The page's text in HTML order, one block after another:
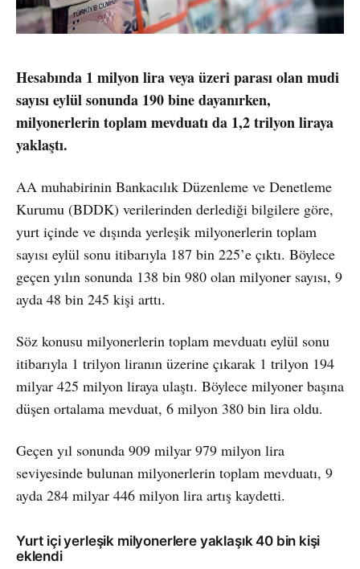
Hesabında 1 milyon lira veya üzeri parası olan mudi
sayısı eylül sonunda 190 bine dayanırken,
milyonerlerin toplam mevduatı da 1,2 trilyon liraya
yaklaştı.
AA muhabirinin Bankacılık Düzenleme ve Denetleme
Kurumu (BDDK) verilerinden derlediği bilgilere göre,
yurt içinde ve dışında yerleşik milyonerlerin toplam
sayısı eylül sonu itibarıyla 187 bin 225’e çıktı. Böylece
geçen yılın sonunda 138 bin 980 olan milyoner sayısı, 9
ayda 48 bin 245 kişi arttı.
Söz konusu milyonerlerin toplam mevduatı eylül sonu
itibarıyla 1 trilyon liranın üzerine çıkarak 1 trilyon 194
milyar 425 milyon liraya ulaştı. Böylece milyoner başına
düşen ortalama mevduat, 6 milyon 380 bin lira oldu.
Geçen yıl sonunda 909 milyar 979 milyon lira
seviyesinde bulunan milyonerlerin toplam mevduatı, 9
ayda 284 milyar 446 milyon lira artış kaydetti.
Yurt içi yerleşik milyonerlere yaklaşık 40 bin kişi
eklendi